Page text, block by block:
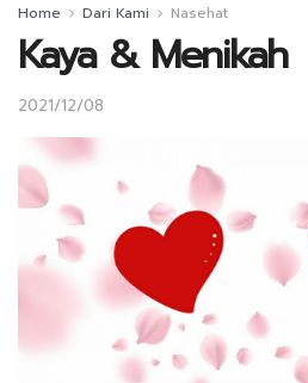
Home Dari Kami Nasehat
Kaya & Menikah
2021/12/08